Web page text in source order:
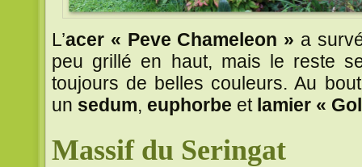
L’acer « Peve Chameleon » a
peu grillé en haut, mais le reste
toujours de belles couleurs. Au
un sedum, euphorbe et lamier «
Massif du Seringat